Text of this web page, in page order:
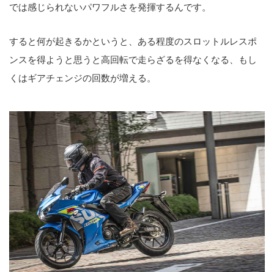
では感じられないパワフルさを発揮するんです。
すると何が起きるかというと、ある程度のスロットルレスポ
ンスを得ようと思うと高回転で走らざるを得なくなる、もし
くはギアチェンジの回数が増える。